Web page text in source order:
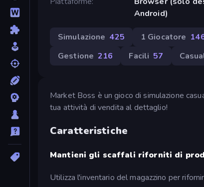
Android)
Simulazione 425 1 Giocatore
Gestione 216 Facili 57
Market Boss è un gioco di simulazione
tua attività di vendita al dettaglio!
Caratteristiche
Mantieni gli scaffali riforniti di
Utilizza l'inventario del magazzino per